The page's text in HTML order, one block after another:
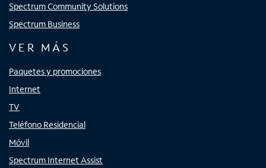
Spectrum Community Solutions
Spectrum Business
VER MÁS
Paquetes y promociones
Internet
TV
Teléfono Residencial
Móvil
Spectrum Internet Assist